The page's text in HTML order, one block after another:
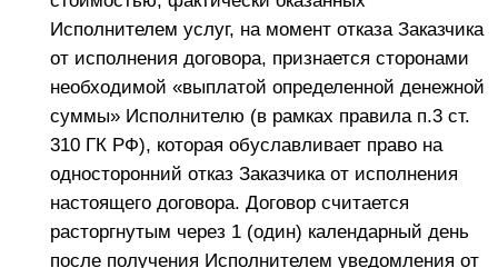
уведомлять Заказчика о перебоях.
Заказчик не вправе использовать Сайт /
Телеграм-канал/Чат для рассылки сообщений
связанных непосредственно с использованием
Сайта.
Исполнитель обязуется обеспечить
конфиденциальность всех сведений, полученных
от Заказчика.
Заказчик обязуется обеспечить
от Исполнителя в процессе обучения в случае
письменного (электронного) на то сообщения